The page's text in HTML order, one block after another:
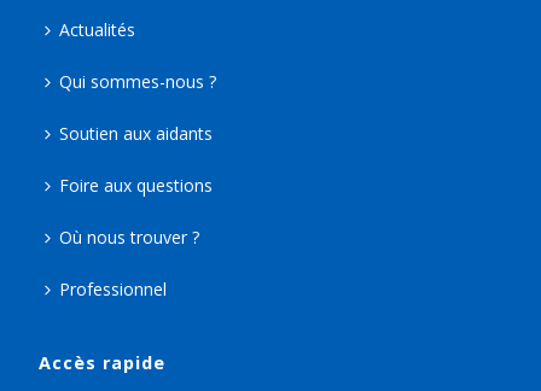
Actualités
Qui sommes-nous ?
Soutien aux aidants
Foire aux questions
Où nous trouver ?
Professionnel
Accès rapide